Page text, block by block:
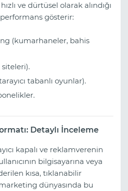
ve dürtüsel olarak alındığı
gösterir:
(kumarhaneler, bahis
siteleri).
tabanlı oyunlar).
Detaylı İnceleme
kapalı ve reklamverenin
bilgisayarına veya
kısa, tıklanabilir
dünyasında bu